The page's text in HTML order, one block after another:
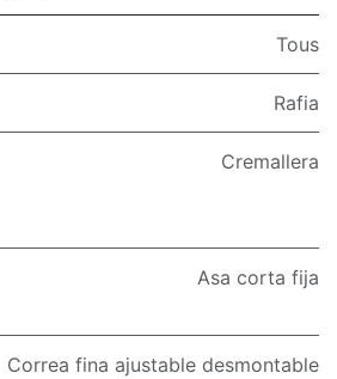
Tous
Rafia
Cremallera
Asa corta fija
Correa fina ajustable desmontable